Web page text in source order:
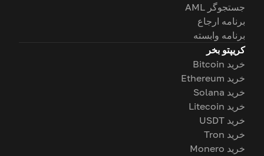
جستجوگر AML
برنامه ارجاع
برنامه وابسته
کریپتو بخر
خرید Bitcoin
خرید Ethereum
خرید Solana
خرید Litecoin
خرید USDT
خرید Tron
خرید Monero